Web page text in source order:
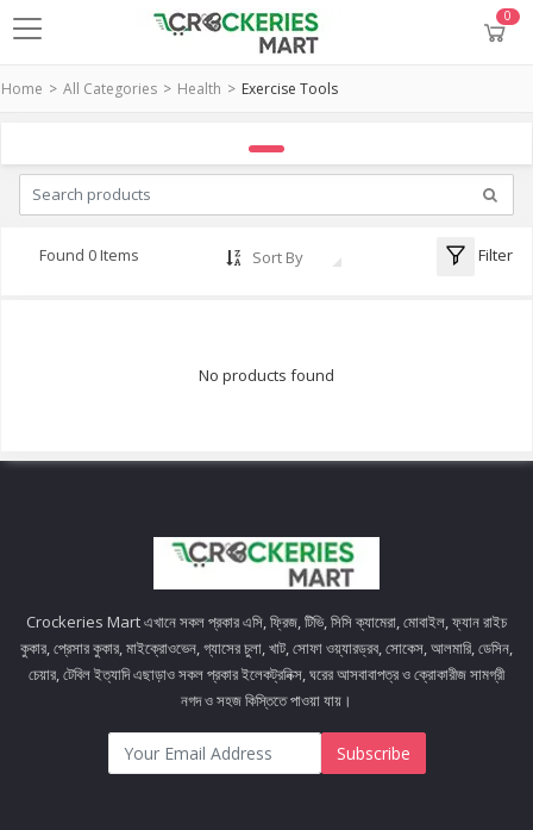
0
Home All Categories Health Exercise Tools
Found 0 Items Sort By Filter
No products found
Crockeries Mart এখানে সকল প্রকার এসি, ফ্রিজ, টিভি, সিসি ক্যামেরা, মোবাইল, ফ্যান রাইচ
কুকার, প্রেসার কুকার, মাইক্রোওভেন, গ্যাসের চুলা, খাট, সোফা ওয়্যারড্রব, সোকেস, আলমারি, ডেসিন,
চেয়ার, টেবিল ইত্যাদি এছাড়াও সকল প্রকার ইলেকট্রনিক্স, ঘরের আসবাবাপত্র ও ক্রোকারীজ সামগ্রী
নগদ ও সহজ কিস্তিতে পাওয়া যায়।
Subscribe